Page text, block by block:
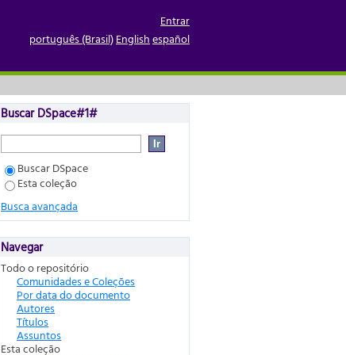
Entrar
português (Brasil)Englishespañol
Buscar DSpace#1#
Buscar DSpace
Esta coleção
Busca avançada
Navegar
Todo o repositório
Comunidades e Coleções
Por data do documento
Autores
Títulos
Assuntos
Esta coleção